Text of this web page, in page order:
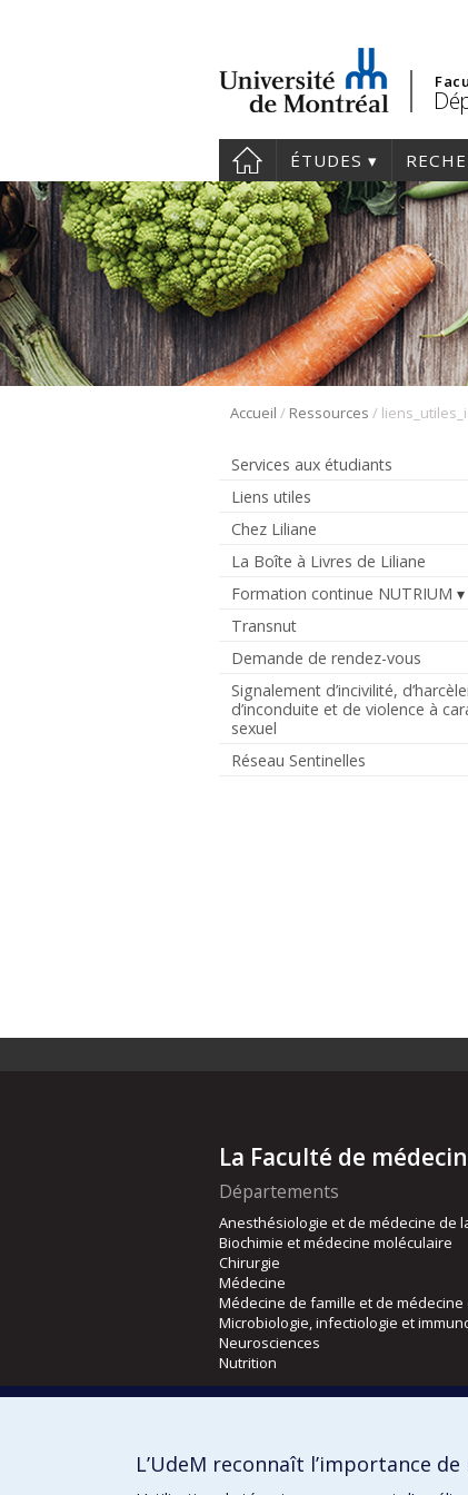
ÉTUDES
Accueil / Ressources /
Services aux étudiants
Liens utiles
Chez Liliane
La Boîte à Livres de Liliane
Formation continue NUTRIUM
Transnut
Demande de rendez-vous
Signalement d’incivilité,
d’inconduite et de violence à
sexuel
Réseau Sentinelles
La Faculté de
Départements
Anesthésiologie et de médecine de
Biochimie et médecine moléculaire
Chirurgie
Médecine
Médecine de famille et de médecine
Microbiologie, infectiologie et
Neurosciences
Nutrition
Orthophonie et audiologie
L’UdeM reconnaît l’importance